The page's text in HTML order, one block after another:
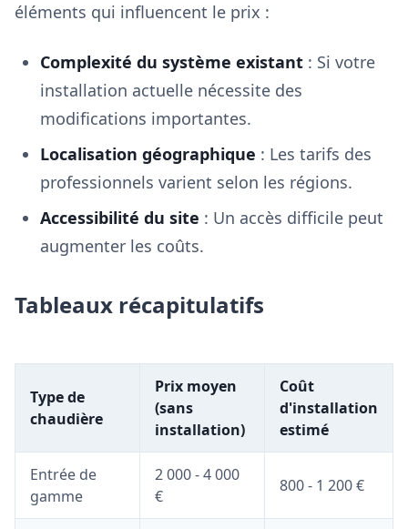
éléments qui influencent le prix :
Complexité du système existant : Si votre
installation actuelle nécessite des
modifications importantes.
Localisation géographique : Les tarifs des
professionnels varient selon les régions.
Accessibilité du site : Un accès difficile peut
augmenter les coûts.
Tableaux récapitulatifs
Type de
chaudière
Prix moyen
(sans
installation)
Coût
d'installation
estimé
Entrée de
gamme
2 000 - 4 000
€
800 - 1 200 €